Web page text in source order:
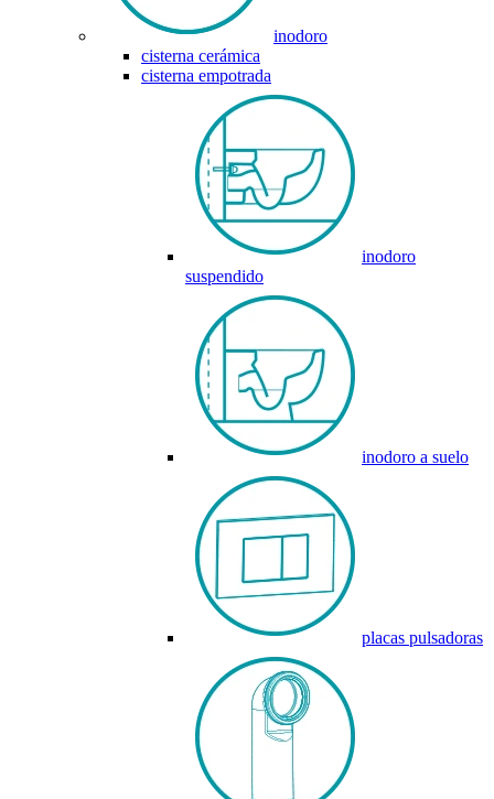
inodoro
cisterna cerámica
cisterna empotrada
inodoro
suspendido
inodoro a suelo
placas pulsadoras